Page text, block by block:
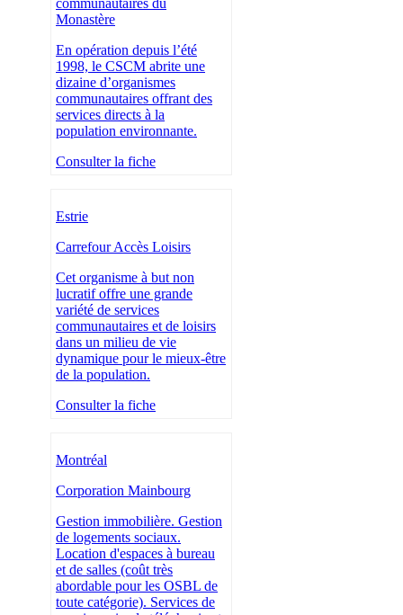
communautaires du
Monastère
En opération depuis l’été
1998, le CSCM abrite une
dizaine d’organismes
communautaires offrant des
services directs à la
population environnante.
Consulter la fiche
Estrie
Carrefour Accès Loisirs
Cet organisme à but non
lucratif offre une grande
variété de services
communautaires et de loisirs
dans un milieu de vie
dynamique pour le mieux-être
de la population.
Consulter la fiche
Montréal
Corporation Mainbourg
Gestion immobilière. Gestion
de logements sociaux.
Location d'espaces à bureau
et de salles (coût très
abordable pour les OSBL de
toute catégorie). Services de